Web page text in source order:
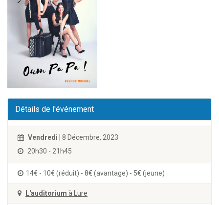
Détails de l'événement
Vendredi | 8 Décembre, 2023
20h30 - 21h45
14€ - 10€ (réduit) - 8€ (avantage) - 5€ (jeune)
L'auditorium à Lure